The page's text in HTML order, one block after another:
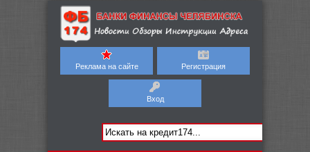
Реклама на сайте Регистрация
Вход